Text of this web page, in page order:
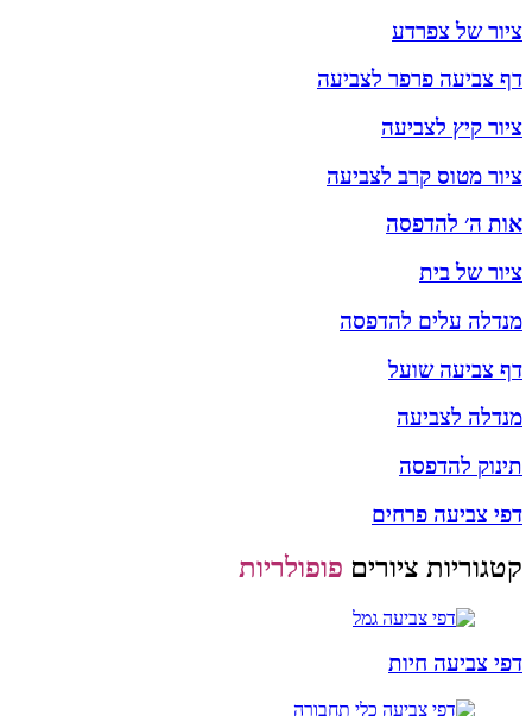
ציור של צפרדע
דף צביעה פרפר לצביעה
ציור קיץ לצביעה
ציור מטוס קרב לצביעה
אות ה׳ להדפסה
ציור של בית
מנדלה עלים להדפסה
דף צביעה שועל
מנדלה לצביעה
תינוק להדפסה
דפי צביעה פרחים
קטגוריות ציורים פופולריות
דפי צביעה חיות